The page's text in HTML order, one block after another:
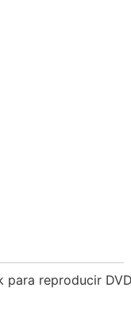
para reproducir